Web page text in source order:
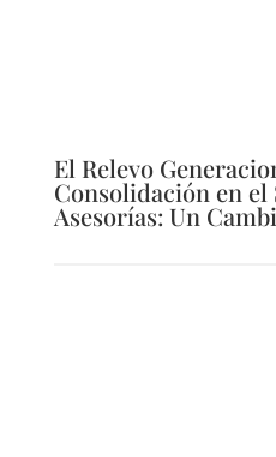
El Relevo
Consolidación en el
Asesorías: Un